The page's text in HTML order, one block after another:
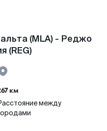
(MLA) - Реджо
(REG)
км
между